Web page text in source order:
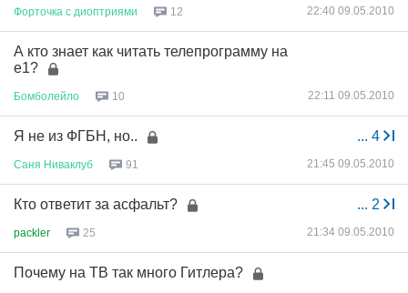
Форточка с диоптриями 12 22:40 09.05.2010
А кто знает как читать телепрограмму на
е1?
Бомболейло 10 22:11 09.05.2010
... 4
Я не из ФГБН, но..
Саня Ниваклуб 91 21:45 09.05.2010
... 2
Кто ответит за асфальт?
packler 25 21:34 09.05.2010
Почему на ТВ так много Гитлера?